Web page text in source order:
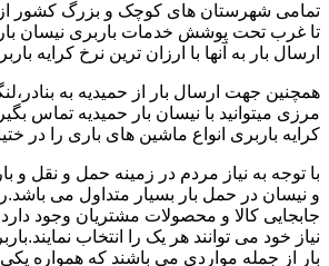
تمامی شهرستان های کوچک و بزرگ کشور
تا غرب تحت پوشش خدمات باربری نیسان بار
ارسال بار به آنها با ارزان ترین نرخ کرایه
همچنین جهت ارسال بار از حمیدیه به
مرزی میتوانید با نیسان بار حمیدیه تماس
کرایه باربری انواع ماشین های باری را در
با توجه به نیاز مردم در زمینه حمل و نقل و
و نیسان در حمل بار بسیار متداول می
جابجایی کالا و محصولات مشتریان وجود دارد
نیاز خود می توانند هر یک را انتخاب
بار از جمله مواردی می باشند که همواره یکی